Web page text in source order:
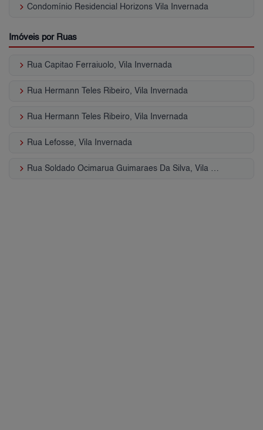
keyboard_arrow_right Condomínio Residencial Horizons Vila Invernada
Imóveis por Ruas
keyboard_arrow_right Rua Capitao Ferraiuolo, Vila Invernada
keyboard_arrow_right Rua Hermann Teles Ribeiro, Vila Invernada
keyboard_arrow_right Rua Hermann Teles Ribeiro, Vila Invernada
keyboard_arrow_right Rua Lefosse, Vila Invernada
keyboard_arrow_right Rua Soldado Ocimarua Guimaraes Da Silva, Vila Invernada